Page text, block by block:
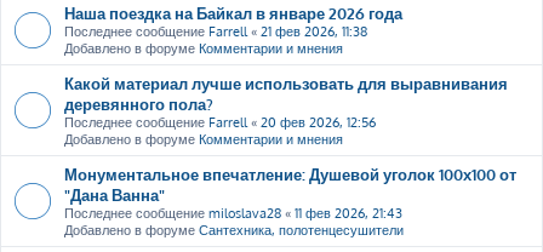
Наша поездка на Байкал в январе 2026 года
Последнее сообщение Farrell « 21 фев 2026, 11:38
Добавлено в форуме Комментарии и мнения
Какой материал лучше использовать для выравнивания
деревянного пола?
Последнее сообщение Farrell « 20 фев 2026, 12:56
Добавлено в форуме Комментарии и мнения
Монументальное впечатление: Душевой уголок 100х100 от
"Дана Ванна"
Последнее сообщение miloslava28 « 11 фев 2026, 21:43
Добавлено в форуме Сантехника, полотенцесушители